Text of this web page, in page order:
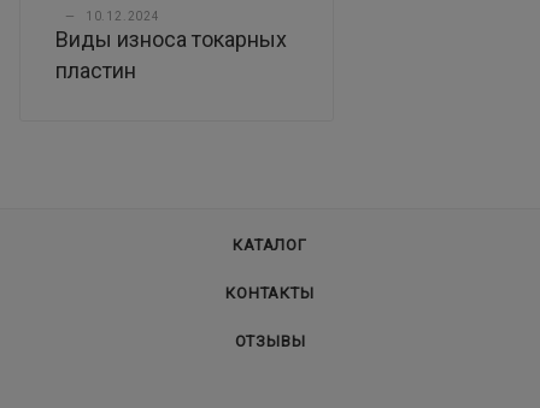
— 10.12.2024
Виды износа токарных
пластин
КАТАЛОГ
КОНТАКТЫ
ОТЗЫВЫ